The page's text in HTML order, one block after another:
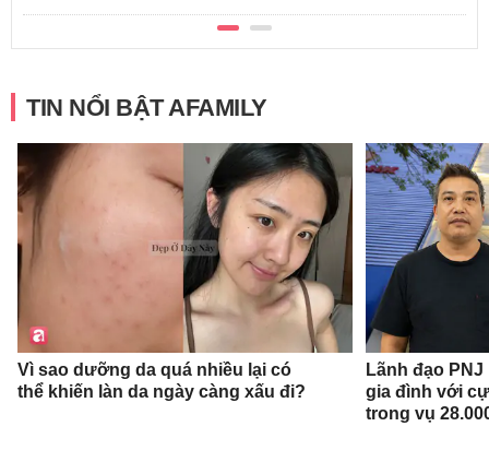
TIN NỔI BẬT AFAMILY
Vì sao dưỡng da quá nhiều lại có
thể khiến làn da ngày càng xấu đi?
Lãnh đạo
gia đình với
trong vụ